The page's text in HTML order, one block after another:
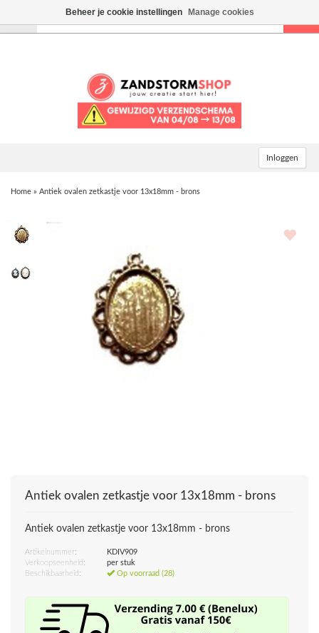
Inloggen
Home » Antiek ovalen zetkastje voor 13x18mm - brons
Antiek ovalen zetkastje voor 13x18mm - brons
Antiek ovalen zetkastje voor 13x18mm - brons
Artikelnummer:
KDIV909
Verkoopseenheid:
per stuk
Beschikbaarheid:
Op voorraad (28)
Beheer je cookie instellingen Manage cookies